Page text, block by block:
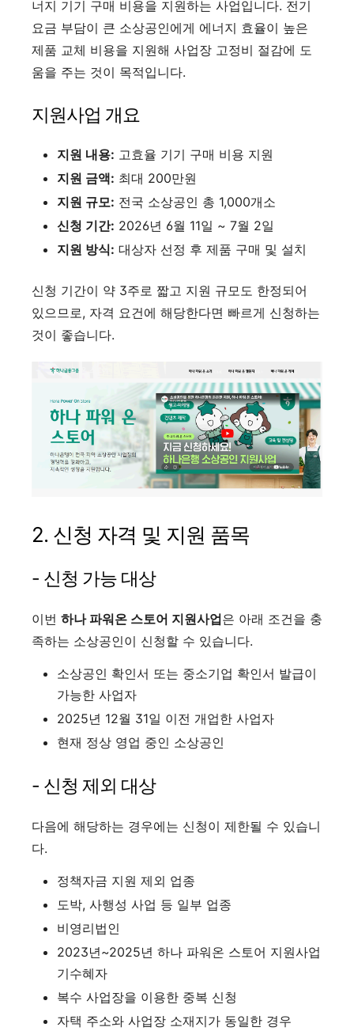
너지 기기 구매 비용을 지원하는 사업입니다. 전기
요금 부담이 큰 소상공인에게 에너지 효율이 높은
제품 교체 비용을 지원해 사업장 고정비 절감에 도
움을 주는 것이 목적입니다.
지원사업 개요
지원 내용: 고효율 기기 구매 비용 지원
지원 금액: 최대 200만원
지원 규모: 전국 소상공인 총 1,000개소
신청 기간: 2026년 6월 11일 ~ 7월 2일
지원 방식: 대상자 선정 후 제품 구매 및 설치
신청 기간이 약 3주로 짧고 지원 규모도 한정되어
있으므로, 자격 요건에 해당한다면 빠르게 신청하는
것이 좋습니다.
2. 신청 자격 및 지원 품목
- 신청 가능 대상
이번 하나 파워온 스토어 지원사업은 아래 조건을 충
족하는 소상공인이 신청할 수 있습니다.
소상공인 확인서 또는 중소기업 확인서 발급이
가능한 사업자
2025년 12월 31일 이전 개업한 사업자
현재 정상 영업 중인 소상공인
- 신청 제외 대상
다음에 해당하는 경우에는 신청이 제한될 수 있습니
다.
정책자금 지원 제외 업종
도박, 사행성 사업 등 일부 업종
비영리법인
2023년~2025년 하나 파워온 스토어 지원사업
기수혜자
복수 사업장을 이용한 중복 신청
자택 주소와 사업장 소재지가 동일한 경우